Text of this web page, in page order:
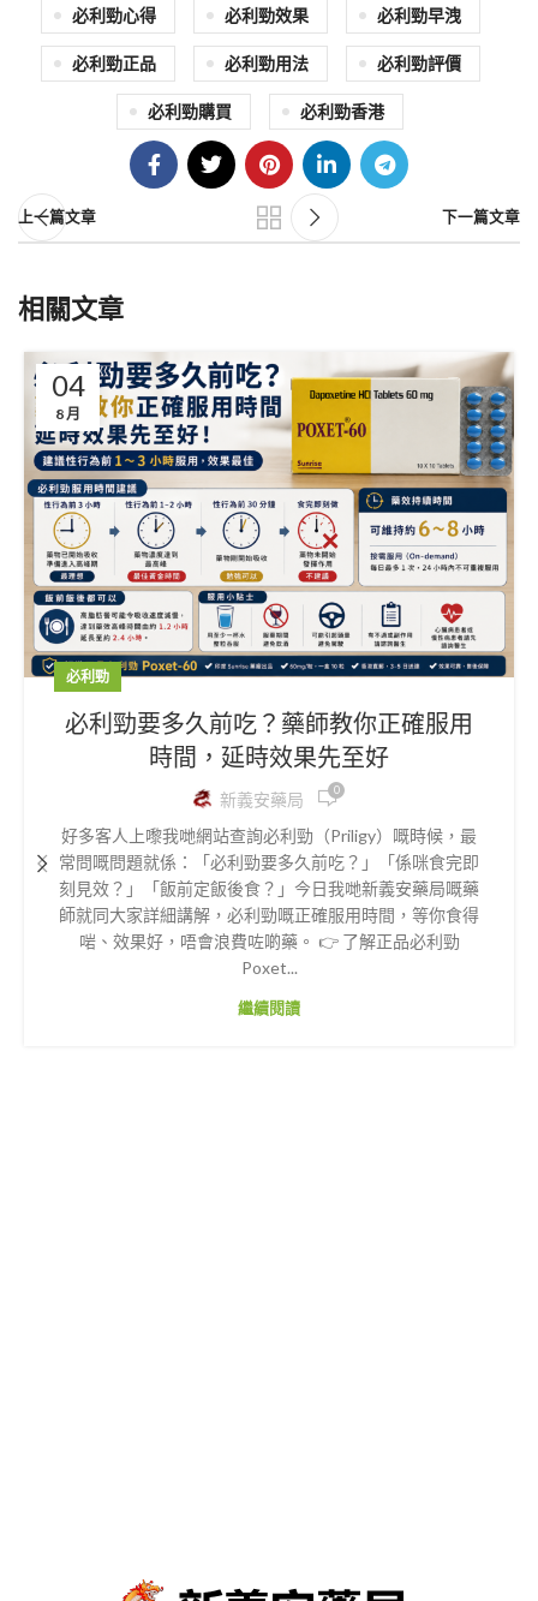
必利勁心得 必利勁效果 必利勁早洩
必利勁正品 必利勁用法 必利勁評價
必利勁購買 必利勁香港
上一篇文章 下一篇文章
相關文章
04
8 月
必利勁
必利勁要多久前吃？藥師教你正確服用
時間，延時效果先至好
新義安藥局 0
好多客人上嚟我哋網站查詢必利勁（Priligy）嘅時候，最
常問嘅問題就係：「必利勁要多久前吃？」「係咪食完即
刻見效？」「飯前定飯後食？」今日我哋新義安藥局嘅藥
師就同大家詳細講解，必利勁嘅正確服用時間，等你食得
啱、效果好，唔會浪費咗啲藥。 👉 了解正品必利勁
Poxet...
繼續閱讀